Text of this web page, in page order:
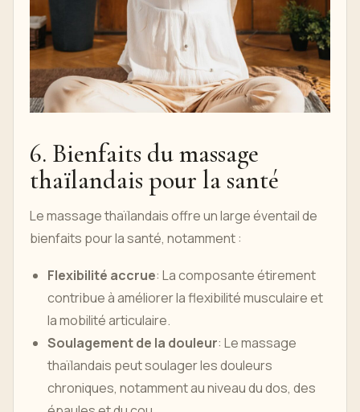
6. Bienfaits du massage
thaïlandais pour la santé
Le massage thaïlandais offre un large éventail de
bienfaits pour la santé, notamment :
Flexibilité accrue: La composante étirement
contribue à améliorer la flexibilité musculaire et
la mobilité articulaire.
Soulagement de la douleur: Le massage
thaïlandais peut soulager les douleurs
chroniques, notamment au niveau du dos, des